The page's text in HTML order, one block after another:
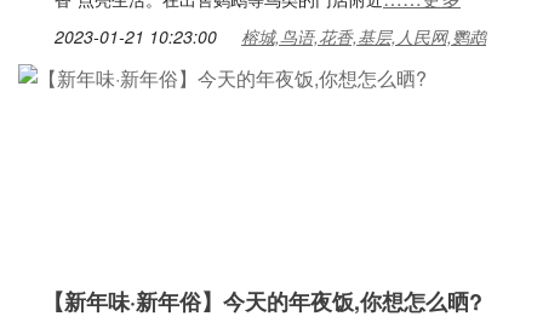
2023-01-21 10:23:00 榕城,鸟语,花香,基层,人民网,鹦鹉
【新年味·新年俗】今天的年夜饭,你想怎么晒?